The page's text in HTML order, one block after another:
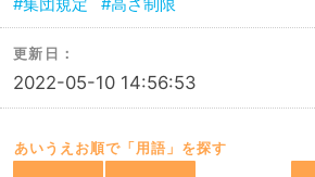
集団規定 高さ制限
更新日：
2022-05-10 14:56:53
あいうえお順で「用語」を探す